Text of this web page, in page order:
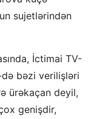
sujetlərindən
İctimai TV-
bəzi verilişləri
ürəkaçan deyil,
genişdir,